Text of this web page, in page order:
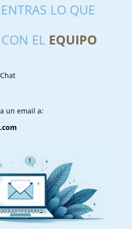
LO QUE
EL EQUIPO
un email a: